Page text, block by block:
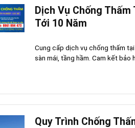
Dịch Vụ Chống Thấm
Tới 10 Năm
Cung cấp dịch vụ chống thấm
sàn mái, tầng hầm. Cam kết bảo
Quy Trình Chống